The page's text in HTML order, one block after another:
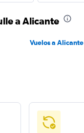
a Alicante
Vuelos a Alicante